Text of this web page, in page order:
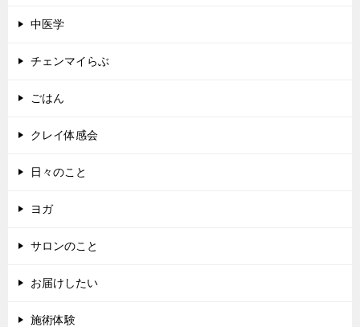
中医学
チェンマイらぶ
ごはん
クレイ体感会
日々のこと
ヨガ
サロンのこと
お届けしたい
施術体験